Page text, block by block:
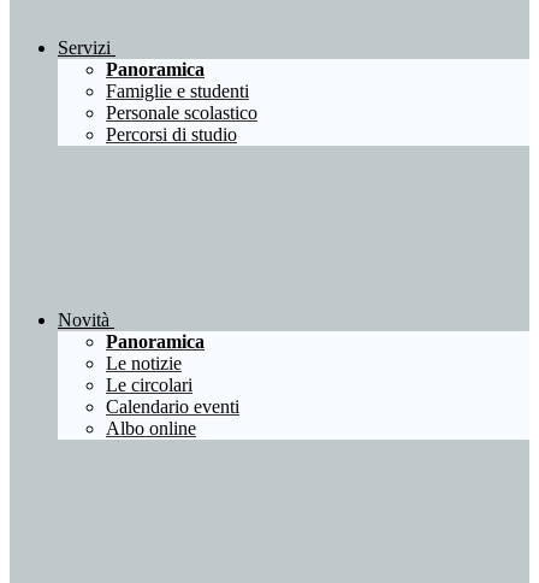
Servizi
Panoramica
Famiglie e studenti
Personale scolastico
Percorsi di studio
Novità
Panoramica
Le notizie
Le circolari
Calendario eventi
Albo online